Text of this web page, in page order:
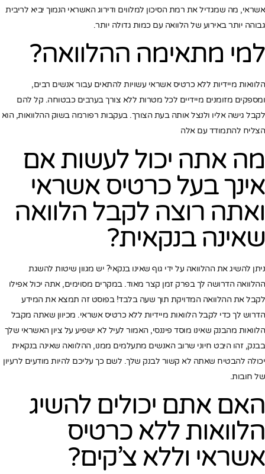
אשראי, מה שמגדיל את רמת הסיכון למלווים ודירוג האשראי הנמוך יביא לריבית
גבוהה יותר באירוע של הלוואה עם כמות גדולה יותר.
למי מתאימה ההלוואה?
הלוואות מיידיות ללא כרטיס אשראי עשויות להתאים עבור אנשים רבים,
ומספקים מזומנים מיידיים לכל מטרות ללא צורך בערבים כבטוחה. קל להם
לקבל גישה אליו ולנצל אותה בעת הצורך. בעקבות רפורמה בשוק ההלוואות, הוא
הצליח להתמודד עם אלה
מה אתה יכול לעשות אם
אינך בעל כרטיס אשראי
ואתה רוצה לקבל הלוואה
שאינה בנקאית?
ניתן להשיג את ההלוואה על ידי גוף שאינו בנקאי? יש מגוון שיטות להשגת
ההלוואה הדרושה לך בפרק זמן קצר מאוד. במקרים מסוימים, אתה יכול אפילו
לקבל את ההלוואה המדויקת תוך שעה בלבד! בפוסט זה תמצא את המידע
הדרוש לך כדי לקבל הלוואות מיידיות ללא כרטיס אשראי. מכיוון שאתה מקבל
הלוואות מהבנק שאינו מוסד פיננסי, האמור לעיל לא ישפיע על ציון האשראי שלך
בבנק, זהו היבט חיוני שרוב האנשים מתעלמים ממנו, ההלוואה שאינה בנקאית
יכולה להבטיח שאתה לא קשור לבנק שלך. לשם כך עליכם להיות מודעים לרעיון
של חובות.
האם אתם יכולים להשיג
הלוואות ללא כרטיס
אשראי וללא צ’קים?